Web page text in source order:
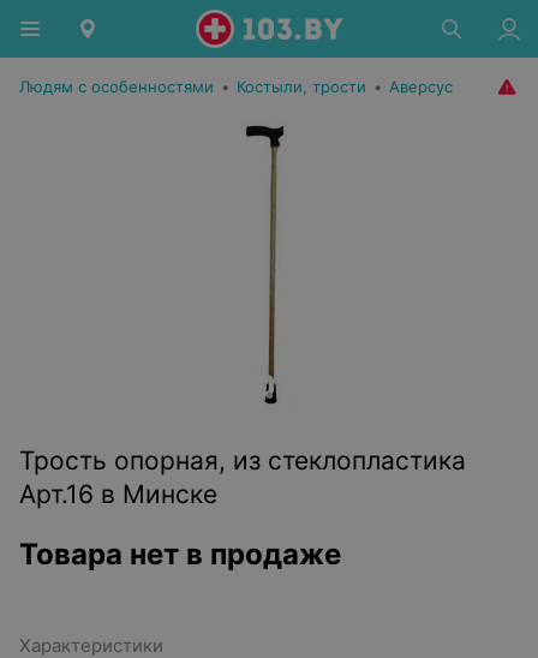
Людям с особенностями • Костыли, трости • Аверсус
Трость опорная, из стеклопластика
Арт.16 в Минске
Товара нет в продаже
Характеристики